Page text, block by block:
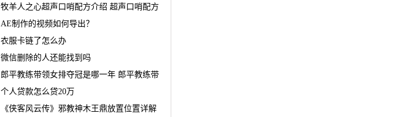
牧羊人之心超声口哨配方介绍 超声口哨配方
AE制作的视频如何导出？
衣服卡链了怎么办
微信删除的人还能找到吗
郎平教练带领女排夺冠是哪一年 郎平教练带
个人贷款怎么贷20万
《侠客风云传》邪教神木王鼎放置位置详解